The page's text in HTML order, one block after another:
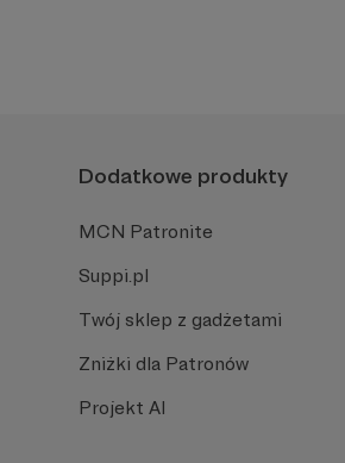
Dodatkowe produkty
MCN Patronite
Suppi.pl
Twój sklep z gadżetami
Zniżki dla Patronów
Projekt AI